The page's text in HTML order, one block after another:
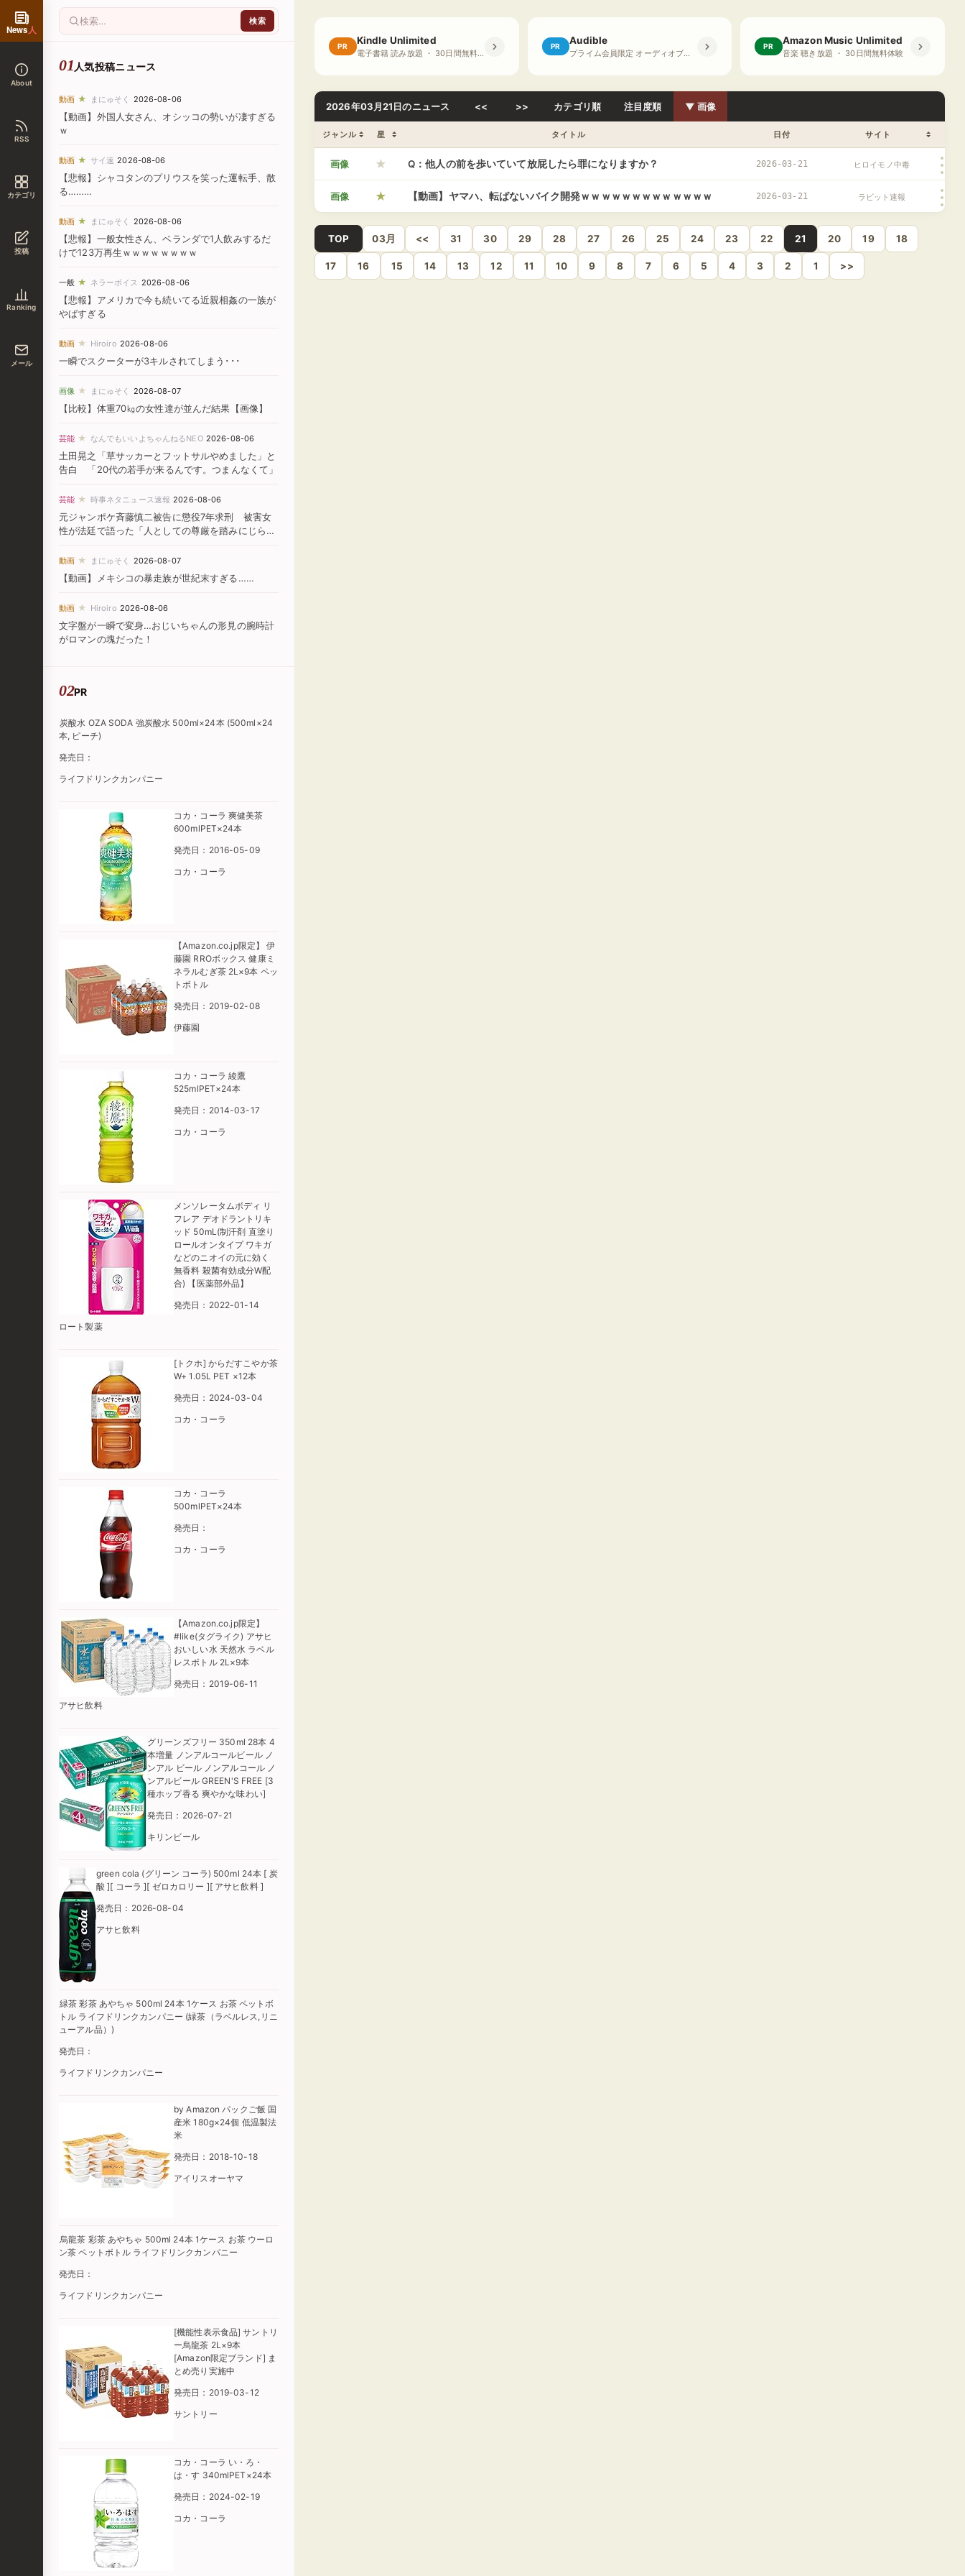
News人
About
RSS
カテゴリ
投稿
Ranking
メール
人気投稿ニュース
動画 ★ まにゅそく 2026-08-06
【動画】外国人女さん、オシッコの勢いが凄すぎる
ｗ
動画 ★ サイ速 2026-08-06
【悲報】シャコタンのプリウスを笑った運転手、散
る………
動画 ★ まにゅそく 2026-08-06
【悲報】一般女性さん、ベランダで1人飲みするだ
けで123万再生ｗｗｗｗｗｗｗｗ
一般 ★ ネラーボイス 2026-08-06
【悲報】アメリカで今も続いてる近親相姦の一族が
やばすぎる
動画 ★ Hiroiro 2026-08-06
一瞬でスクーターが3キルされてしまう･･･
画像 ★ まにゅそく 2026-08-07
【比較】体重70㎏の女性達が並んだ結果【画像】
芸能 ★ なんでもいいよちゃんねるNEO 2026-08-06
土田晃之「草サッカーとフットサルやめました」と
告白 「20代の若手が来るんです。つまんなくて」
芸能 ★ 時事ネタニュース速報 2026-08-06
元ジャンポケ斉藤慎二被告に懲役7年求刑 被害女
性が法廷で語った「人としての尊厳を踏みにじられ
動画 ★ まにゅそく 2026-08-07
【動画】メキシコの暴走族が世紀末すぎる……
動画 ★ Hiroiro 2026-08-06
文字盤が一瞬で変身…おじいちゃんの形見の腕時計
がロマンの塊だった！
PR
炭酸水 OZA SODA 強炭酸水 500ml×24本 (500ml×24
本, ピーチ)
発売日：
ライフドリンクカンパニー
コカ・コーラ 爽健美茶
600mlPET×24本
発売日：2016-05-09
コカ・コーラ
【Amazon.co.jp限定】 伊
藤園 RROボックス 健康ミ
ネラルむぎ茶 2L×9本 ペッ
トボトル
発売日：2019-02-08
伊藤園
コカ・コーラ 綾鷹
525mlPET×24本
発売日：2014-03-17
コカ・コーラ
メンソレータムボディ リ
フレア デオドラントリキ
ッド 50mL(制汗剤 直塗り
ロールオンタイプ ワキガ
などのニオイの元に効く
無香料 殺菌有効成分W配
合) 【医薬部外品】
発売日：2022-01-14
ロート製薬
[トクホ] からだすこやか茶
W+ 1.05L PET ×12本
発売日：2024-03-04
コカ・コーラ
コカ・コーラ
500mlPET×24本
発売日：
コカ・コーラ
【Amazon.co.jp限定】
#like(タグライク) アサヒ
おいしい水 天然水 ラベル
レスボトル 2L×9本
発売日：2019-06-11
アサヒ飲料
グリーンズフリー 350ml 28本 4
本増量 ノンアルコールビール ノ
ンアル ビール ノンアルコール ノ
ンアルビール GREEN'S FREE [3
種ホップ香る 爽やかな味わい]
発売日：2026-07-21
キリンビール
green cola (グリーン コーラ) 500ml 24本 [ 炭
酸 ][ コーラ ][ ゼロカロリー ][ アサヒ飲料 ]
発売日：2026-08-04
アサヒ飲料
緑茶 彩茶 あやちゃ 500ml 24本 1ケース お茶 ペットボ
トル ライフドリンクカンパニー (緑茶（ラベルレス,リニ
ューアル品）)
発売日：
ライフドリンクカンパニー
by Amazon パックご飯 国
産米 180g×24個 低温製法
米
発売日：2018-10-18
アイリスオーヤマ
烏龍茶 彩茶 あやちゃ 500ml 24本 1ケース お茶 ウーロ
ン茶 ペットボトル ライフドリンクカンパニー
発売日：
ライフドリンクカンパニー
[機能性表示食品] サントリ
ー烏龍茶 2L×9本
[Amazon限定ブランド] ま
とめ売り実施中
発売日：2019-03-12
サントリー
コカ・コーラ い・ろ・
は・す 340mlPET×24本
発売日：2024-02-19
コカ・コーラ
PR Kindle Unlimited
電子書籍 読み放題 ・ 30日間無料体験
PR Audible
プライム会員限定 オーディオブック ・ 30日間無料体験
PR Amazon Music Unlimited
音楽 聴き放題 ・ 30日間無料体験
2026年03月21日のニュース << >> カテゴリ順 注目度順 ▼ 画像
ジャンル 星 タイトル 日付 サイト
画像 ★ Q：他人の前を歩いていて放屁したら罪になりますか？ 2026-03-21 ヒロイモノ中毒
画像 ★ 【動画】ヤマハ、転ばないバイク開発ｗｗｗｗｗｗｗｗｗｗｗｗｗ 2026-03-21 ラビット速報
TOP 03月 << 31 30 29 28 27 26 25 24 23 22 21 20 19 18
17 16 15 14 13 12 11 10 9 8 7 6 5 4 3 2 1 >>